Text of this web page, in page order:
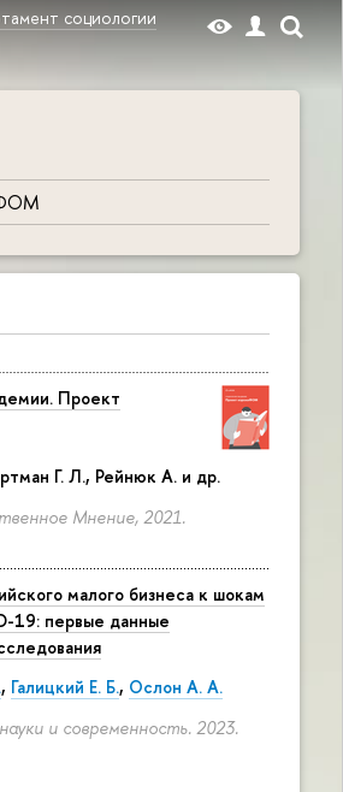
социологии
ФОМ
Проект
Г. Л., Рейнюк А. и др.
Мнение, 2021.
малого бизнеса к шокам
19: первые данные
, Галицкий Е. Б., Ослон А. А.
и современность. 2023.